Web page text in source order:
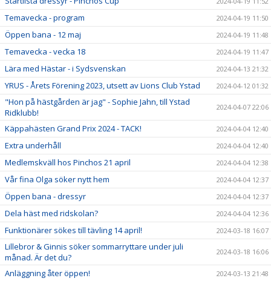
Temavecka - program 2024-04-19 11:50
Öppen bana - 12 maj 2024-04-19 11:48
Temavecka - vecka 18 2024-04-19 11:47
Lära med Hästar - i Sydsvenskan 2024-04-13 21:32
YRUS - Årets Förening 2023, utsett av Lions Club Ystad 2024-04-12 01:32
"Hon på hästgården är jag" - Sophie Jahn, till Ystad
Ridklubb!
2024-04-07 22:06
Käppahästen Grand Prix 2024 - TACK! 2024-04-04 12:40
Extra underhåll 2024-04-04 12:40
Medlemskväll hos Pinchos 21 april 2024-04-04 12:38
Vår fina Olga söker nytt hem 2024-04-04 12:37
Öppen bana - dressyr 2024-04-04 12:37
Dela häst med ridskolan? 2024-04-04 12:36
Funktionärer sökes till tävling 14 april! 2024-03-18 16:07
Lillebror & Ginnis söker sommarryttare under juli
månad. Är det du?
2024-03-18 16:06
Anläggning åter öppen! 2024-03-13 21:48